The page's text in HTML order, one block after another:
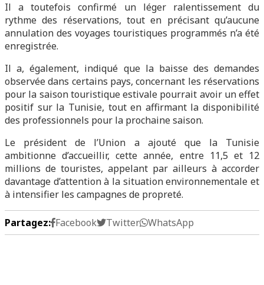
Il a toutefois confirmé un léger ralentissement du
rythme des réservations, tout en précisant qu’aucune
annulation des voyages touristiques programmés n’a été
enregistrée.
Il a, également, indiqué que la baisse des demandes
observée dans certains pays, concernant les réservations
pour la saison touristique estivale pourrait avoir un effet
positif sur la Tunisie, tout en affirmant la disponibilité
des professionnels pour la prochaine saison.
Le président de l’Union a ajouté que la Tunisie
ambitionne d’accueillir, cette année, entre 11,5 et 12
millions de touristes, appelant par ailleurs à accorder
davantage d’attention à la situation environnementale et
à intensifier les campagnes de propreté.
Partagez: Facebook Twitter WhatsApp